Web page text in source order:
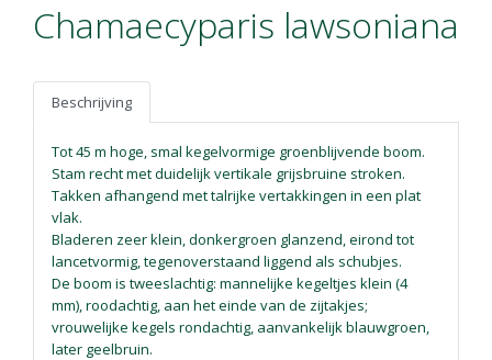
Chamaecyparis lawsoniana
Beschrijving
Tot 45 m hoge, smal kegelvormige groenblijvende boom.
Stam recht met duidelijk vertikale grijsbruine stroken.
Takken afhangend met talrijke vertakkingen in een plat
vlak.
Bladeren zeer klein, donkergroen glanzend, eirond tot
lancetvormig, tegenoverstaand liggend als schubjes.
De boom is tweeslachtig: mannelijke kegeltjes klein (4
mm), roodachtig, aan het einde van de zijtakjes;
vrouwelijke kegels rondachtig, aanvankelijk blauwgroen,
later geelbruin.